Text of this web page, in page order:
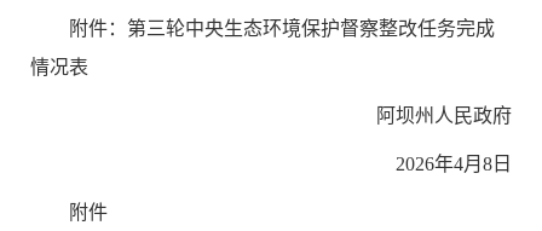
附件： 第三轮中央生态环境保护督察整改任务完成
情况表
阿坝州人民政府
2026年4月 8 日
附件